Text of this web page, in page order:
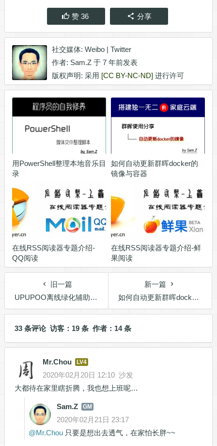
赞 36 分享
社交媒体: Weibo| Twitter
作者: Sam.Z于 7 年前发表
版权声明: 采用 [CC BY-NC-ND] 进行许可
用PowerShell整理本地音乐目
录
如何自动更新群晖docker的
镜像与容器
在线RSS阅读器专题介绍-
QQ阅读
在线RSS阅读器专题介绍-鲜
果阅读
旧一篇
UPUPOO离线绿化辅助工具发布
新一篇
如何自动更新群晖docker的镜像与容器
33 条评论 访客：19 条 作者：14 条
Mr.Chou LV4
2020年02月20日 12:10 沙发
大都待在家里瞎折腾，我也想上班呢…
Sam.Z GM
2020年02月21日 23:17
@Mr.Chou只要是想出去透气，在家怕长胖~~